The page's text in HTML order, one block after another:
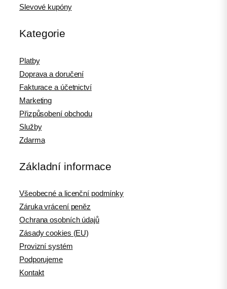
Slevové kupóny
Kategorie
Platby
Doprava a doručení
Fakturace a účetnictví
Marketing
Přizpůsobení obchodu
Služby
Zdarma
Základní informace
Všeobecné a licenční podmínky
Záruka vrácení peněz
Ochrana osobních údajů
Zásady cookies (EU)
Provizní systém
Podporujeme
Kontakt